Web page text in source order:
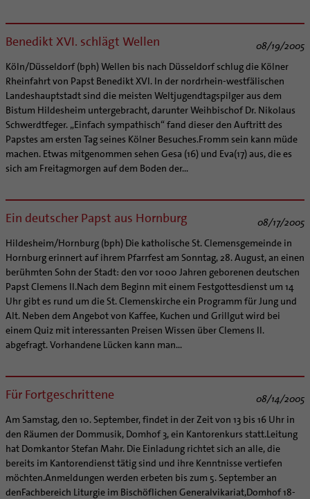
Notfall
Polizei- und Feuerwehr
Schule
Gefängnisseelsorge
Segensorte
Aufbrüche in der Kirche
KirchenZeitung online
Verwaltungsbeauftragte / Verwaltungsleitungen in
Pfarrgemeinden
Benedikt XVI. schlägt Wellen
08/19/2005
Köln/Düsseldorf (bph) Wellen bis nach Düsseldorf schlug die Kölner
Rheinfahrt von Papst Benedikt XVI. In der nordrhein-westfälischen
Landeshauptstadt sind die meisten Weltjugendtagspilger aus dem
Bistum Hildesheim untergebracht, darunter Weihbischof Dr. Nikolaus
Schwerdtfeger. „Einfach sympathisch“ fand dieser den Auftritt des
Papstes am ersten Tag seines Kölner Besuches.Fromm sein kann müde
machen. Etwas mitgenommen sehen Gesa (16) und Eva(17) aus, die es
sich am Freitagmorgen auf dem Boden der...
Ein deutscher Papst aus Hornburg
08/17/2005
Hildesheim/Hornburg (bph) Die katholische St. Clemensgemeinde in
Hornburg erinnert auf ihrem Pfarrfest am Sonntag, 28. August, an einen
berühmten Sohn der Stadt: den vor 1000 Jahren geborenen deutschen
Papst Clemens II.Nach dem Beginn mit einem Festgottesdienst um 14
Uhr gibt es rund um die St. Clemenskirche ein Programm für Jung und
Alt. Neben dem Angebot von Kaffee, Kuchen und Grillgut wird bei
einem Quiz mit interessanten Preisen Wissen über Clemens II.
abgefragt. Vorhandene Lücken kann man...
Für Fortgeschrittene
08/14/2005
Am Samstag, den 10. September, findet in der Zeit von 13 bis 16 Uhr in
den Räumen der Dommusik, Domhof 3, ein Kantorenkurs statt.Leitung
hat Domkantor Stefan Mahr. Die Einladung richtet sich an alle, die
bereits im Kantorendienst tätig sind und ihre Kenntnisse vertiefen
möchten.Anmeldungen werden erbeten bis zum 5. September an
denFachbereich Liturgie im Bischöflichen Generalvikariat,Domhof 18-